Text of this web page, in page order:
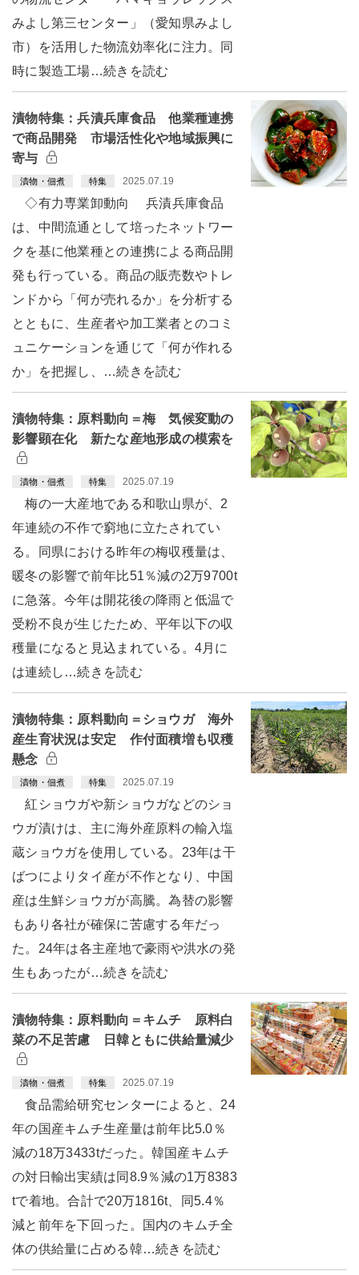
みよし第三センター」（愛知県みよし
市）を活用した物流効率化に注力。同
時に製造工場…続きを読む
漬物特集：兵漬兵庫食品 他業種連携
で商品開発 市場活性化や地域振興に
寄与
漬物・佃煮 特集 2025.07.19
◇有力専業卸動向 兵漬兵庫食品
は、中間流通として培ったネットワー
クを基に他業種との連携による商品開
発も行っている。商品の販売数やトレ
ンドから「何が売れるか」を分析する
とともに、生産者や加工業者とのコミ
ュニケーションを通じて「何が作れる
か」を把握し、…続きを読む
漬物特集：原料動向＝梅 気候変動の
影響顕在化 新たな産地形成の模索を
漬物・佃煮 特集 2025.07.19
梅の一大産地である和歌山県が、2
年連続の不作で窮地に立たされてい
る。同県における昨年の梅収穫量は、
暖冬の影響で前年比51％減の2万9700t
に急落。今年は開花後の降雨と低温で
受粉不良が生じたため、平年以下の収
穫量になると見込まれている。4月に
は連続し…続きを読む
漬物特集：原料動向＝ショウガ 海外
産生育状況は安定 作付面積増も収穫
懸念
漬物・佃煮 特集 2025.07.19
紅ショウガや新ショウガなどのショ
ウガ漬けは、主に海外産原料の輸入塩
蔵ショウガを使用している。23年は干
ばつによりタイ産が不作となり、中国
産は生鮮ショウガが高騰。為替の影響
もあり各社が確保に苦慮する年だっ
た。24年は各主産地で豪雨や洪水の発
生もあったが…続きを読む
漬物特集：原料動向＝キムチ 原料白
菜の不足苦慮 日韓ともに供給量減少
漬物・佃煮 特集 2025.07.19
食品需給研究センターによると、24
年の国産キムチ生産量は前年比5.0％
減の18万3433tだった。韓国産キムチ
の対日輸出実績は同8.9％減の1万8383
tで着地。合計で20万1816t、同5.4％
減と前年を下回った。国内のキムチ全
体の供給量に占める韓…続きを読む